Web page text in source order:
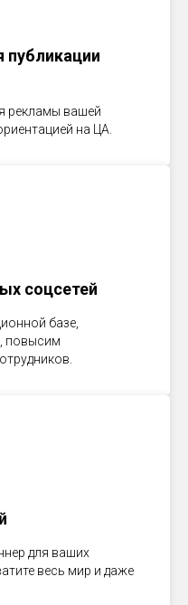
рекламы вашей
на ЦА.
соцсетей
базе,
повысим
для ваших
весь мир и даже